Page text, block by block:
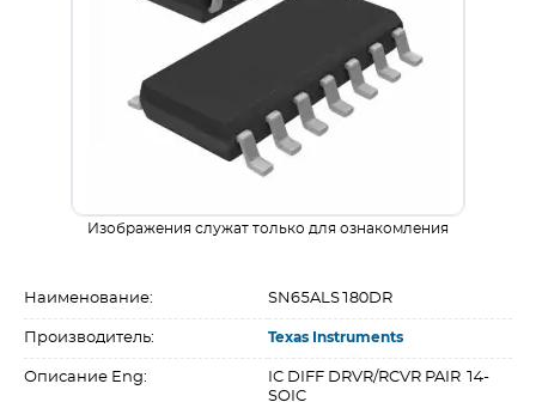
Изображения служат только для ознакомления
Наименование: SN65ALS180DR
Производитель: Texas Instruments
Описание Eng:
IC DIFF DRVR/RCVR PAIR 14-
SOIC